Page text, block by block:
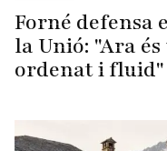
Forné defensa
la Unió: "Ara
ordenat i fluid"